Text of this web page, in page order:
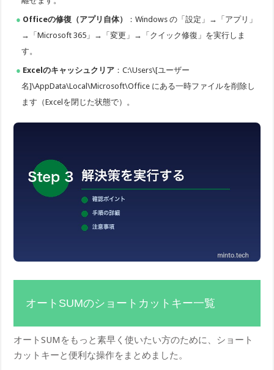
Officeの修復（アプリ自体）
：Windows の「設定」→「アプリ」
→「Microsoft 365」→「変更」→「クイック修復」を実行しま
す。
Excelのキャッシュクリア ：C:\Users\[ユーザー
名]\AppData\Local\Microsoft\Office にある一時ファイルを削除し
ます（Excelを閉じた状態で）。
オートSUMのショートカットキー一覧
オートSUMをもっと素早く使いたい方のために、ショート
カットキーと便利な操作をまとめました。